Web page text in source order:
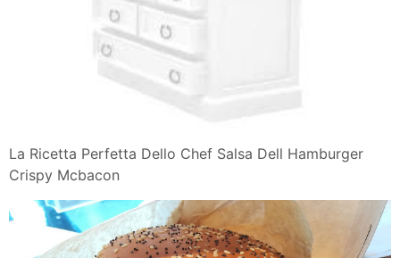
La Ricetta Perfetta Dello Chef Salsa Dell Hamburger
Crispy Mcbacon